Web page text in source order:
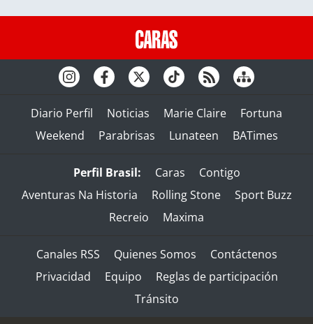
Diario Perfil Noticias Marie Claire
Fortuna
Weekend
Parabrisas Lunateen BATimes
Perfil Brasil: Caras
Contigo
Aventuras Na Historia
Rolling Stone
Sport Buzz
Recreio
Maxima
Canales RSS Quienes Somos
Contáctenos
Privacidad
Equipo
Reglas de participación
Tránsito